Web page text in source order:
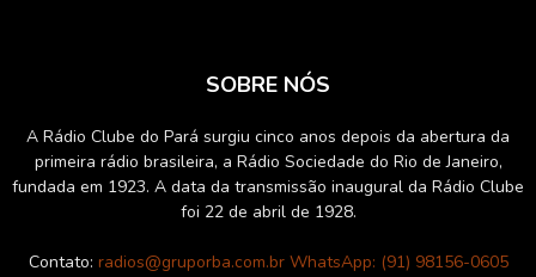
SOBRE NÓS
A Rádio Clube do Pará surgiu cinco anos depois da abertura da
primeira rádio brasileira, a Rádio Sociedade do Rio de Janeiro,
fundada em 1923. A data da transmissão inaugural da Rádio Clube
foi 22 de abril de 1928.
Contato: radios@gruporba.com.br WhatsApp: (91) 98156-0605